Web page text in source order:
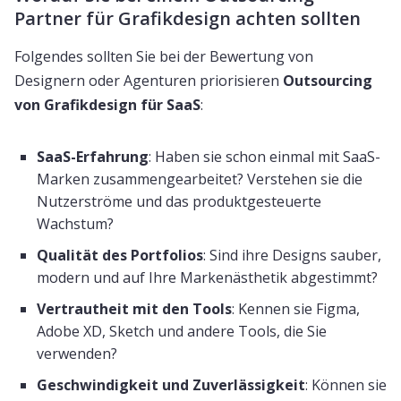
Partner für Grafikdesign achten sollten
Folgendes sollten Sie bei der Bewertung von
Designern oder Agenturen priorisieren Outsourcing
von Grafikdesign für SaaS:
SaaS-Erfahrung: Haben sie schon einmal mit SaaS-
Marken zusammengearbeitet? Verstehen sie die
Nutzerströme und das produktgesteuerte
Wachstum?
Qualität des Portfolios: Sind ihre Designs sauber,
modern und auf Ihre Markenästhetik abgestimmt?
Vertrautheit mit den Tools: Kennen sie Figma,
Adobe XD, Sketch und andere Tools, die Sie
verwenden?
Geschwindigkeit und Zuverlässigkeit: Können sie